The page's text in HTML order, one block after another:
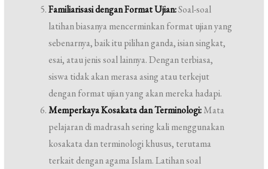
Familiarisasi dengan Format Ujian:Soal-soal
latihan biasanya mencerminkan format ujian yang
sebenarnya, baik itu pilihan ganda, isian singkat,
esai, atau jenis soal lainnya. Dengan terbiasa,
siswa tidak akan merasa asing atau terkejut
dengan format ujian yang akan mereka hadapi.
Memperkaya Kosakata dan Terminologi:Mata
pelajaran di madrasah sering kali menggunakan
kosakata dan terminologi khusus, terutama
terkait dengan agama Islam. Latihan soal